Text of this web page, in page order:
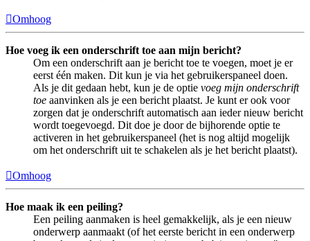
Omhoog
Hoe voeg ik een onderschrift toe aan mijn bericht?
Om een onderschrift aan je bericht toe te voegen, moet je er
eerst één maken. Dit kun je via het gebruikerspaneel doen.
Als je dit gedaan hebt, kun je de optie voeg mijn onderschrift
toe aanvinken als je een bericht plaatst. Je kunt er ook voor
zorgen dat je onderschrift automatisch aan ieder nieuw bericht
wordt toegevoegd. Dit doe je door de bijhorende optie te
activeren in het gebruikerspaneel (het is nog altijd mogelijk
om het onderschrift uit te schakelen als je het bericht plaatst).
Omhoog
Hoe maak ik een peiling?
Een peiling aanmaken is heel gemakkelijk, als je een nieuw
onderwerp aanmaakt (of het eerste bericht in een onderwerp